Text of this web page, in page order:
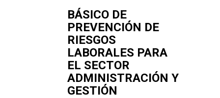
BÁSICO DE
PREVENCIÓN DE
RIESGOS
LABORALES PARA
EL SECTOR
ADMINISTRACIÓN Y
GESTIÓN